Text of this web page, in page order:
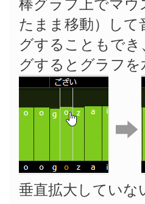
たまま移動）し
グすることもで
グするとグラフ
垂直拡大してい